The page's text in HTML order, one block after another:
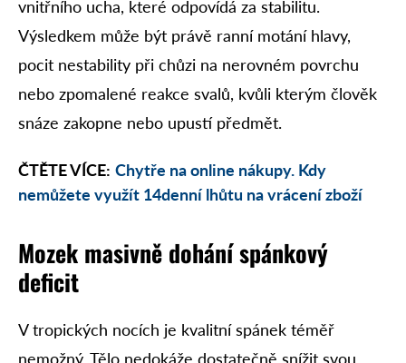
vnitřního ucha, které odpovídá za stabilitu.
Výsledkem může být právě ranní motání hlavy,
pocit nestability při chůzi na nerovném povrchu
nebo zpomalené reakce svalů, kvůli kterým člověk
snáze zakopne nebo upustí předmět.
ČTĚTE VÍCE: Chytře na online nákupy. Kdy
nemůžete využít 14denní lhůtu na vrácení zboží
Mozek masivně dohání spánkový
deficit
V tropických nocích je kvalitní spánek téměř
nemožný. Tělo nedokáže dostatečně snížit svou